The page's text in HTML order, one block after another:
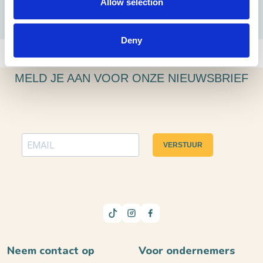
Deny
MELD JE AAN VOOR ONZE NIEUWSBRIEF
VERSTUUR
Neem contact op Voor ondernemers